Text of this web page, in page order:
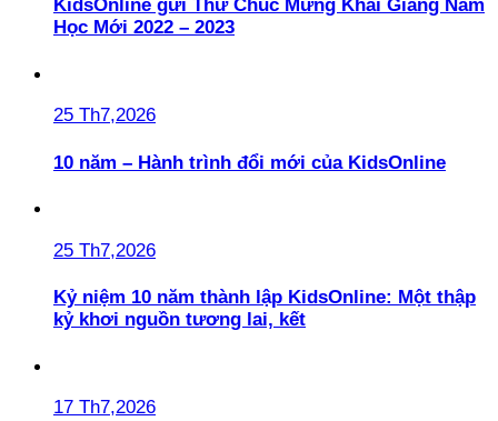
KidsOnline gửi Thư Chúc Mừng Khai Giảng Năm
Học Mới 2022 – 2023
25 Th7,2026
10 năm – Hành trình đổi mới của KidsOnline
25 Th7,2026
Kỷ niệm 10 năm thành lập KidsOnline: Một thập
kỷ khơi nguồn tương lai, kết
17 Th7,2026